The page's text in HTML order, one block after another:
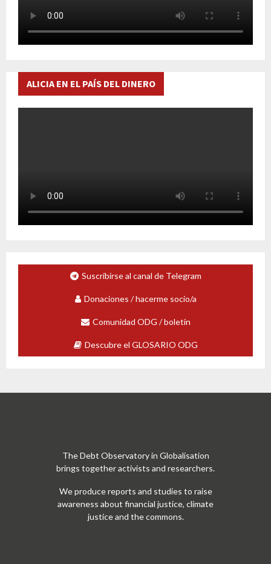
ALICIA EN EL PAÍS DEL DINERO
Suscribirse al canal de Telegram
Donaciones / hacerme socio/a
Comunidad ODG / boletín
Descubre el GLOSARIO ODG
The Debt Observatory in Globalisation
brings together activists and researchers.
We produce reports and studies to raise
awareness about financial justice, climate
justice and the commons.